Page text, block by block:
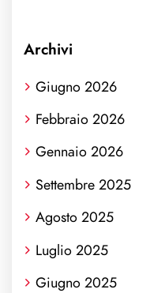
Archivi
Giugno 2026
Febbraio 2026
Gennaio 2026
Settembre 2025
Agosto 2025
Luglio 2025
Giugno 2025